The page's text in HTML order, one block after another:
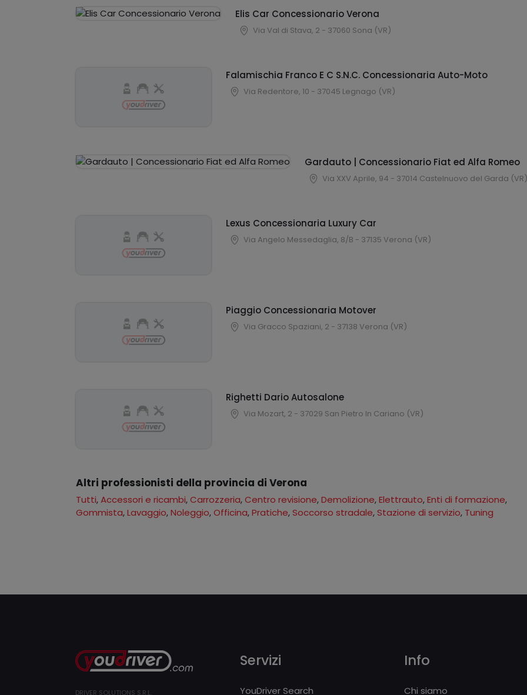
Elis Car Concessionario Verona
Via Val di Stava, 2 - 37060 Sona (VR)
Falamischia Franco E C S.N.C. Concessionaria Auto-Moto
Via Redentore, 10 - 37045 Legnago (VR)
Gardauto | Concessionario Fiat ed Alfa Romeo
Via XXV Aprile, 94 - 37014 Castelnuovo del Garda (VR)
Lexus Concessionaria Luxury Car
Via Angelo Messedaglia, 8/B - 37135 Verona (VR)
Piaggio Concessionaria Motover
Via Gracco Spaziani, 2 - 37138 Verona (VR)
Righetti Dario Autosalone
Via Mozart, 2 - 37029 San Pietro In Cariano (VR)
Altri professionisti della provincia di Verona
Tutti,Accessori e ricambi,Carrozzeria,Centro revisione,Demolizione,Elettrauto,Enti di formazione,
Gommista,Lavaggio,Noleggio,Officina,Pratiche,Soccorso stradale,Stazione di servizio, Tuning
DRIVER SOLUTIONS S.R.L.
Servizi
YouDriver Search
Info
Chi siamo